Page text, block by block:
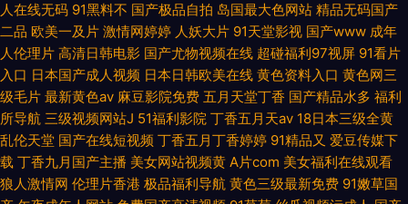
人在线无码 91黑料不 国产极品自拍 岛国最大色网站 精品无码国产
二品 欧美一及片 激情网婷婷 人妖大片 91天堂影视 国产www 成年
人伦理片 高清日韩电影 国产尤物视频在线 超碰福利97视屏 91看片
入口 日本国产成人视频 日本日韩欧美在线 黄色资料入口 黄色网三
级毛片 最新黄色av 麻豆影院免费 五月天堂丁香 国产精品水多 福利
所导航 三级视频网站J 51福利影院 丁香五月天av 18日本三级全黄
乱伦天堂 国产在线短视频 丁香五月丁香婷婷 91精品又 爱豆传媒下
载 丁香九月国产主播 美女网站视频黄 A片com 美女福利在线观看
狼人激情网 伦理片香港 极品福利导航 黄色三级最新免费 91嫩草国